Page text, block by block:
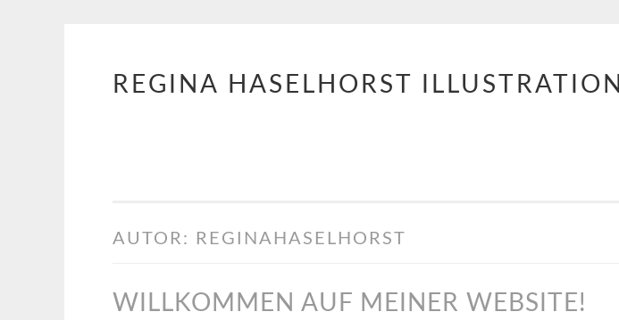
Springe
REGINA HASELHORST ILLUSTRATION
AUTOR: REGINAHASELHORST
WILLKOMMEN AUF MEINER WEBSITE!